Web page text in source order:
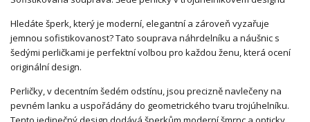
Hledáte šperk, který je moderní, elegantní a zároveň vyzařuje
jemnou sofistikovanost? Tato souprava náhrdelníku a náušnic s
šedými perličkami je perfektní volbou pro každou ženu, která ocení
originální design.
Perličky, v decentním šedém odstínu, jsou precizně navlečeny na
pevném lanku a uspořádány do geometrického tvaru trojúhelníku.